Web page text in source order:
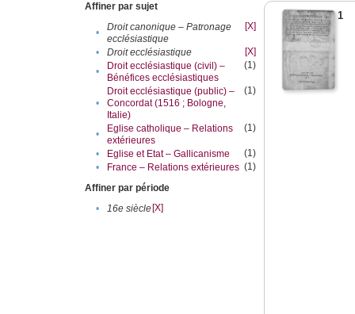
Affiner par sujet
•
Droit canonique – Patronage
ecclésiastique
[X]
• Droit ecclésiastique
[X]
•
Droit ecclésiastique (civil) –
Bénéfices ecclésiastiques
(1)
•
Droit ecclésiastique (public) –
Concordat (1516 ; Bologne,
Italie)
(1)
•
Eglise catholique – Relations
extérieures
(1)
• Eglise et Etat – Gallicanisme
(1)
•
France – Relations extérieures (1)
Affiner par période
•
16e siècle[X]
1